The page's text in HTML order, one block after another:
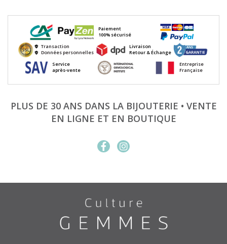
Paiement
100% sécurisé
Transaction
Données personnelles
Livraison
Retour & Échange
Service
après-vente
Entreprise
Française
PLUS DE 30 ANS DANS LA BIJOUTERIE • VENTE
EN LIGNE ET EN BOUTIQUE